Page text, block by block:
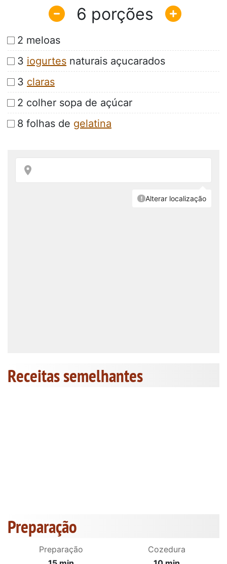
6
2 meloas
3 iogurtes naturais açucarados
3 claras
2 colher sopa de açúcar
8 folhas de gelatina
Receitas semelhantes
Preparação
Preparação
Cozedura